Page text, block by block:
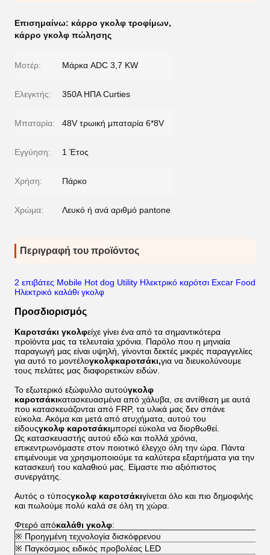
Επισημαίνω: κάρρο γκολφ τροφίμων,
κάρρο γκολφ πώλησης
Μοτέρ: Μάρκα ADC 3,7 KW
Ελεγκτής: 350A ΗΠΑ Curties
Μπαταρία: 48V τρωική μπαταρία 6*8V
Εγγύηση: 1 Έτος
Χρήση: Πάρκο
Χρώμα: Λευκό ή ανά αριθμό pantone
Περιγραφή του προϊόντος
2 επιβάτες Mobile Hot dog Utility Ηλεκτρικό καρότσι Excar Food
Ηλεκτρικό καλάθι γκολφ
Προσδιορισμός
Καροτσάκι γκολφείχε γίνει ένα από τα σημαντικότερα
προϊόντα μας τα τελευταία χρόνια. Παρόλο που η μηνιαία
παραγωγή μας είναι υψηλή, γίνονται δεκτές μικρές παραγγελίες
για αυτό το μοντέλογκολφκαροτσάκι,για να διευκολύνουμε
τους πελάτες μας διαφορετικών ειδών.
Το εξωτερικό εξώφυλλο αυτούγκολφ
καροτσάκικατασκευασμένα από χάλυβα, σε αντίθεση με αυτά
που κατασκευάζονται από FRP, τα υλικά μας δεν σπάνε
εύκολα. Ακόμα και μετά από ατυχήματα, αυτού του
είδουςγκολφ καροτσάκιμπορεί εύκολα να διορθωθεί.
Ως κατασκευαστής αυτού εδώ και πολλά χρόνια,
επικεντρωνόμαστε στον ποιοτικό έλεγχο όλη την ώρα. Πάντα
επιμένουμε να χρησιμοποιούμε τα καλύτερα εξαρτήματα για την
κατασκευή του καλαθιού μας. Είμαστε πιο αξιόπιστος
συνεργάτης.
Αυτός ο τύποςγκολφ καροτσάκιγίνεται όλο και πιο δημοφιλής
και πωλούμε πολύ καλά σε όλη τη χώρα.
Φτερό απόκαλάθι γκολφ:
※ Προηγμένη τεχνολογία δισκόφρενου
※ Παγκόσμιος ειδικός προβολέας LED